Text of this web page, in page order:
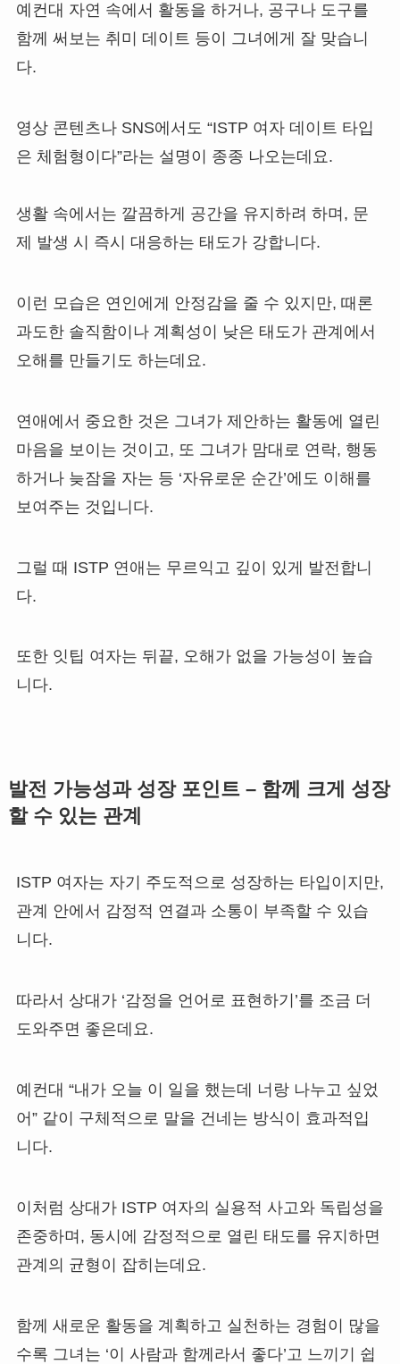
예컨대 자연 속에서 활동을 하거나, 공구나 도구를
함께 써보는 취미 데이트 등이 그녀에게 잘 맞습니
다.
영상 콘텐츠나 SNS에서도 “ISTP 여자 데이트 타입
은 체험형이다”라는 설명이 종종 나오는데요.
생활 속에서는 깔끔하게 공간을 유지하려 하며, 문
제 발생 시 즉시 대응하는 태도가 강합니다.
이런 모습은 연인에게 안정감을 줄 수 있지만, 때론
과도한 솔직함이나 계획성이 낮은 태도가 관계에서
오해를 만들기도 하는데요.
연애에서 중요한 것은 그녀가 제안하는 활동에 열린
마음을 보이는 것이고, 또 그녀가 맘대로 연락, 행동
하거나 늦잠을 자는 등 ‘자유로운 순간’에도 이해를
보여주는 것입니다.
그럴 때 ISTP 연애는 무르익고 깊이 있게 발전합니
다.
또한 잇팁 여자는 뒤끝, 오해가 없을 가능성이 높습
니다.
발전 가능성과 성장 포인트 – 함께 크게 성장
할 수 있는 관계
ISTP 여자는 자기 주도적으로 성장하는 타입이지만,
관계 안에서 감정적 연결과 소통이 부족할 수 있습
니다.
따라서 상대가 ‘감정을 언어로 표현하기’를 조금 더
도와주면 좋은데요.
예컨대 “내가 오늘 이 일을 했는데 너랑 나누고 싶었
어” 같이 구체적으로 말을 건네는 방식이 효과적입
니다.
이처럼 상대가 ISTP 여자의 실용적 사고와 독립성을
존중하며, 동시에 감정적으로 열린 태도를 유지하면
관계의 균형이 잡히는데요.
함께 새로운 활동을 계획하고 실천하는 경험이 많을
수록 그녀는 ‘이 사람과 함께라서 좋다’고 느끼기 쉽